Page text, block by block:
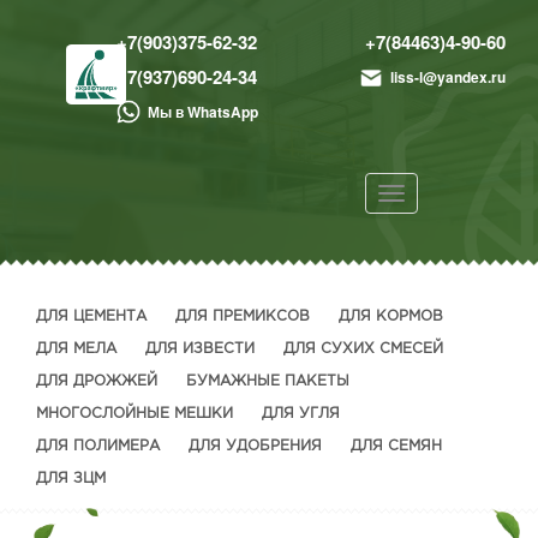
+7(903)375-62-32
+7(84463)4-90-60
+7(937)690-24-34
liss-l@yandex.ru
Мы в WhatsApp
Toggle
navigation
ДЛЯ ЦЕМЕНТА ДЛЯ ПРЕМИКСОВ ДЛЯ КОРМОВ
ДЛЯ МЕЛА ДЛЯ ИЗВЕСТИ ДЛЯ СУХИХ СМЕСЕЙ
ДЛЯ ДРОЖЖЕЙ БУМАЖНЫЕ ПАКЕТЫ
МНОГОСЛОЙНЫЕ МЕШКИ ДЛЯ УГЛЯ
ДЛЯ ПОЛИМЕРА ДЛЯ УДОБРЕНИЯ ДЛЯ СЕМЯН
ДЛЯ ЗЦМ